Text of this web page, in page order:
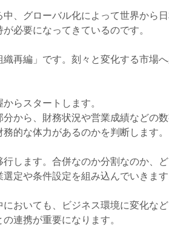
、グローバル化によって世界から
必要になってきているのです。
再編」です。刻々と変化する市
らスタートします。
から、財務状況や営業成績など
的な体力があるのかを判断します。
します。合併なのか分割なのか、
定や条件設定を組み込んでいきます
おいても、ビジネス環境に変化な
連携が重要になります。